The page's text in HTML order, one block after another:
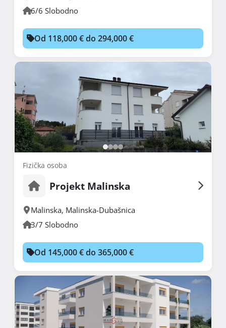
6/6 Slobodno
Od 118,000 € do 294,000 €
Fizička osoba
Projekt Malinska
Malinska, Malinska-Dubašnica
3/7 Slobodno
Od 145,000 € do 365,000 €